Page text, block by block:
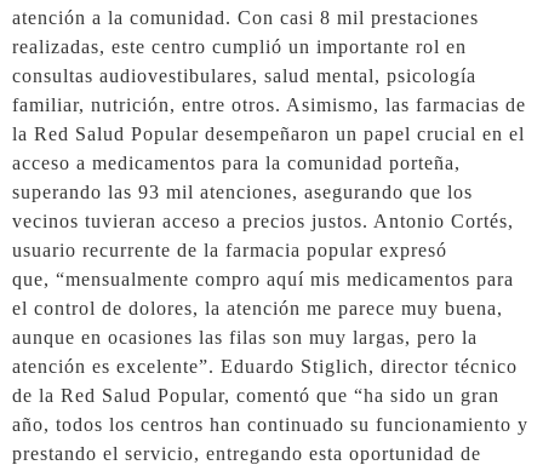
atención a la comunidad. Con casi 8 mil prestaciones
realizadas, este centro cumplió un importante rol en
consultas audiovestibulares, salud mental, psicología
familiar, nutrición, entre otros. Asimismo, las farmacias de
la Red Salud Popular desempeñaron un papel crucial en el
acceso a medicamentos para la comunidad porteña,
superando las 93 mil atenciones, asegurando que los
vecinos tuvieran acceso a precios justos. Antonio Cortés,
usuario recurrente de la farmacia popular expresó
que, “mensualmente compro aquí mis medicamentos para
el control de dolores, la atención me parece muy buena,
aunque en ocasiones las filas son muy largas, pero la
atención es excelente”. Eduardo Stiglich, director técnico
de la Red Salud Popular, comentó que “ha sido un gran
año, todos los centros han continuado su funcionamiento y
prestando el servicio, entregando esta oportunidad de